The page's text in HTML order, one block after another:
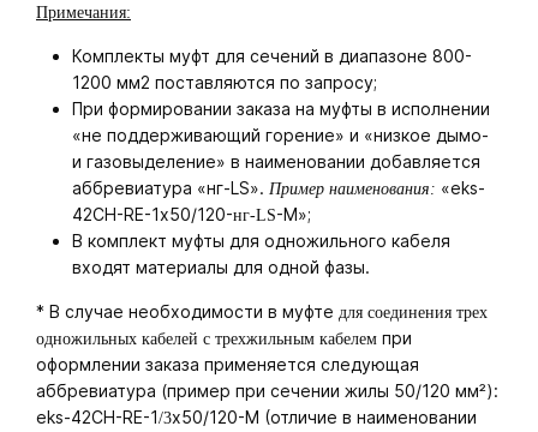
Примечания:
Комплекты муфт для сечений в диапазоне 800-
1200 мм2 поставляются по запросу;
При формировании заказа на муфты в исполнении
«не поддерживающий горение» и «низкое дымо-
и газовыделение» в наименовании добавляется
аббревиатура «нг-LS». Пример наименования: «eks-
42CH-RE-1х50/120-нг-LS-M»;
В комплект муфты для одножильного кабеля
входят материалы для одной фазы.
* В случае необходимости в муфте для соединения трех
одножильных кабелей с трехжильным кабелем при
оформлении заказа применяется следующая
аббревиатура (пример при сечении жилы 50/120 мм²):
eks-42CH-RE-1/3х50/120-M (отличие в наименовании